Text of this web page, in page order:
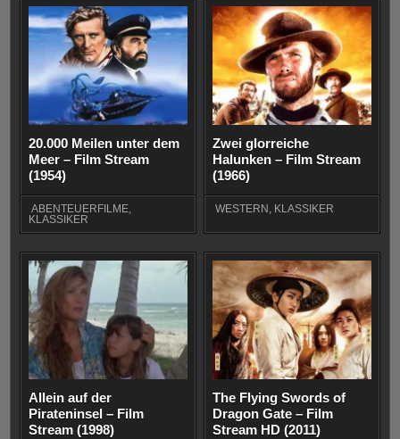
20.000 Meilen unter dem
Meer – Film Stream
(1954)
ABENTEUERFILME,
KLASSIKER
Zwei glorreiche
Halunken – Film Stream
(1966)
WESTERN , KLASSIKER
Allein auf der
Pirateninsel – Film
Stream (1998)
The Flying Swords of
Dragon Gate – Film
Stream HD (2011)